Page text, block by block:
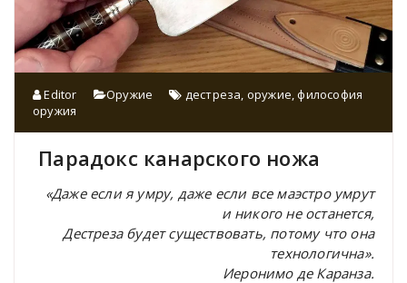
Editor Оружие дестреза оружие ,философия
оружия
Парадокс канарского ножа
«Даже если я умру, даже если все маэстро умрут
и никого не останется,
Дестреза будет существовать, потому что она
технологична».
Иеронимо де Каранза.